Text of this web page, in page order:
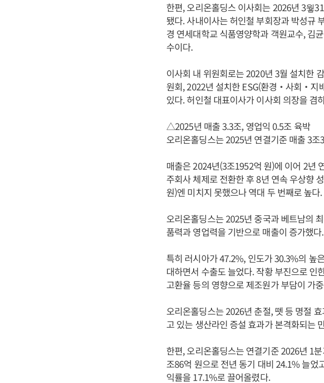
한편, 오리온홀딩스 이사회는 2026년 3웧
됐다. 사내이사는 허인철 부회장과 박성규
경 연세대학교 식품영양학과 객원교수, 김
수이다.
이사회 내 위원회로는 2020년 3월 설치한
원회, 2022년 설치한 ESG(환경‧사회‧지
있다. 허인철 대표이사가 이사회 의장을 겸
△2025년 매출 3.3조, 영업익 0.5조 육박
오리온홀딩스는 2025년 연결기준 매출 3
매출은 2024년(3조1952억 원)에 이어 2년
주회사 체제로 전환한 후 8년 연속 우상향
원)엔 미치지 못했으나 역대 두 번째로 높다.
오리온홀딩스는 2025년 중국과 베트남의
품력과 영업력을 기반으로 매출이 증가했다.
특히 러시아가 47.2%, 인도가 30.3%의 높
대하면서 수출도 늘었다. 작황 부진으로 인
고환율 등의 영향으로 제조원가 부담이 가
오리온홀딩스는 2026년 춘절, 뗏 등 명절
고 있는 생산라인 증설 효과가 본격화되는
한편, 오리온홀딩스는 연결기준 2026년 1
조86억 원으로 전년 동기 대비 24.1% 늘
익률을 17.1%로 끌어올렸다.